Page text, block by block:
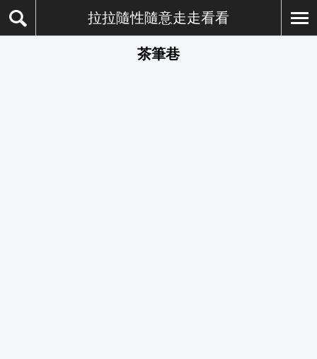
拉拉隨性隨意走走看看
茶筆巷